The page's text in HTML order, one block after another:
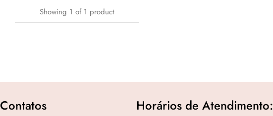
Showing 1 of 1 product
Contatos Horários de Atendimento: